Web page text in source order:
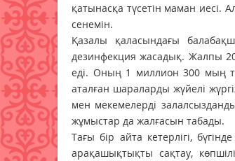
қатынасқа түсетін маман иесі.
сенемін.
Қазалы қаласындағы
дезинфекция жасадық. Жалпы
еді. Оның 1 миллион 300 мың
аталған шараларды жүйелі
мен мекемелерді
жұмыстар да жалғасын табады.
Тағы бір айта кетерлігі,
арақашықтықты сақтау,